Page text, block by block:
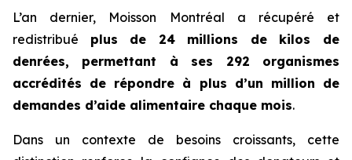
L’an dernier, Moisson Montréal a récupéré et
redistribué plus de 24 millions de kilos de
denrées, permettant à ses 292 organismes
accrédités de répondre à plus d’un million de
demandes d’aide alimentaire chaque mois.
Dans un contexte de besoins croissants, cette